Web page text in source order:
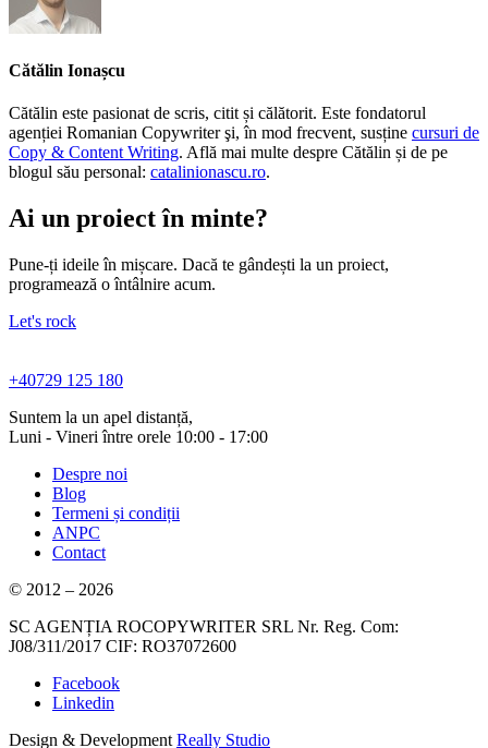
Cătălin Ionașcu
Cătălin este pasionat de scris, citit și călătorit. Este fondatorul
agenției Romanian Copywriter şi, în mod frecvent, susține cursuri de
Copy & Content Writing. Află mai multe despre Cătălin și de pe
blogul său personal: catalinionascu.ro.
Ai un proiect în minte?
Pune-ți ideile în mișcare. Dacă te gândești la un proiect,
programează o întâlnire acum.
Let's rock
+40729 125 180
Suntem la un apel distanță,
Luni - Vineri între orele 10:00 - 17:00
Despre noi
Blog
Termeni și condiții
ANPC
Contact
© 2012 – 2026
SC AGENȚIA ROCOPYWRITER SRL Nr. Reg. Com:
J08/311/2017 CIF: RO37072600
Facebook
Linkedin
Design & Development Really Studio